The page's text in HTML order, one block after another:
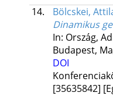
14.
Bölcskei,
Dinamikus
In: Ország,
Budapest,
DOI
[35635842]